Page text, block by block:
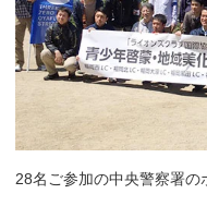
28名ご参加の中央警察署の